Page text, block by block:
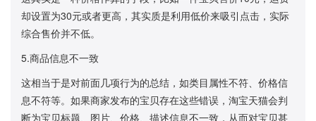
却设置为30元或者更高，其实质是利用低价来吸引点击，实际
综合售价并不低。
5.商品信息不一致
这相当于是对前面几项行为的总结，如类目属性不符、价格信
息不符等。如果商家发布的宝贝存在这些错误，淘宝天猫会判
断为宝贝标题、图片、价格、描述信息不一致，从而对宝贝甚